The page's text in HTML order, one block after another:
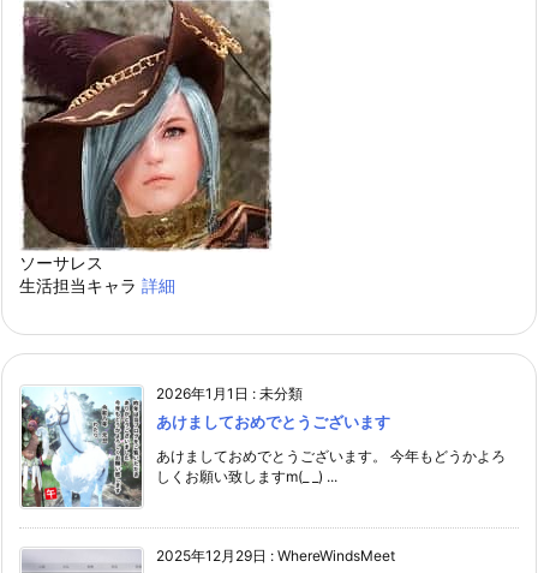
ソーサレス
生活担当キャラ 詳細
2026年1月1日 : 未分類
あけましておめでとうございます
あけましておめでとうございます。 今年もどうかよろ
しくお願い致しますm(_ _) ...
2025年12月29日 : WhereWindsMeet